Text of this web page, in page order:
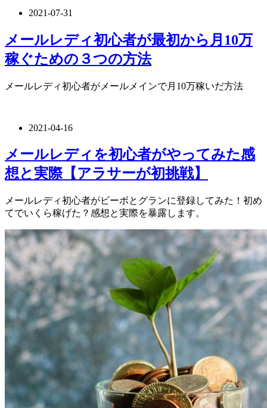
2021-07-31
メールレディ初心者が最初から月10万
稼ぐための３つの方法
メールレディ初心者がメールメインで月10万稼いだ方法
2021-04-16
メールレディを初心者がやってみた感
想と実際【アラサーが初挑戦】
メールレディ初心者がビーボとグランに登録してみた！初め
てでいくら稼げた？感想と実際を暴露します。